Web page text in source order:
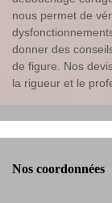
nous permet de
donner des
de figure. Nos
la rigueur et le
Nos coordonnées